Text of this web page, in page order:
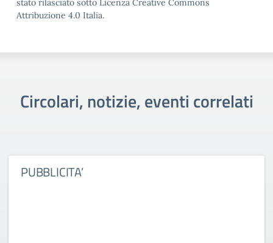
stato rilasciato sotto Licenza Creative Commons
Attribuzione 4.0 Italia.
Circolari, notizie, eventi correlati
PUBBLICITA’